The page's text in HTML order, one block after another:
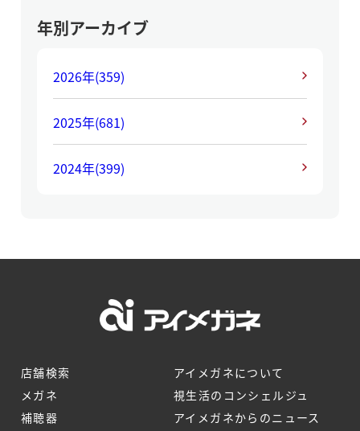
年別アーカイブ
2026年(359)
2025年(681)
2024年(399)
店舗検索
メガネ
補聴器
アイメガネについて
視生活のコンシェルジュ
アイメガネからのニュース